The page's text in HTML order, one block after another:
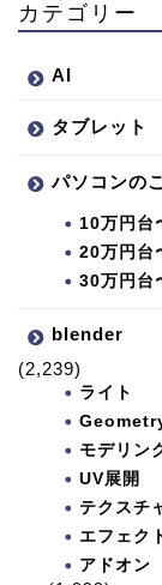
カテゴリー
AI
タブレット
パソコンの
10万円台
20万円台
30万円台
blender
(2,239)
ライト
モデリン
UV展開
テクスチ
エフェク
アドオン